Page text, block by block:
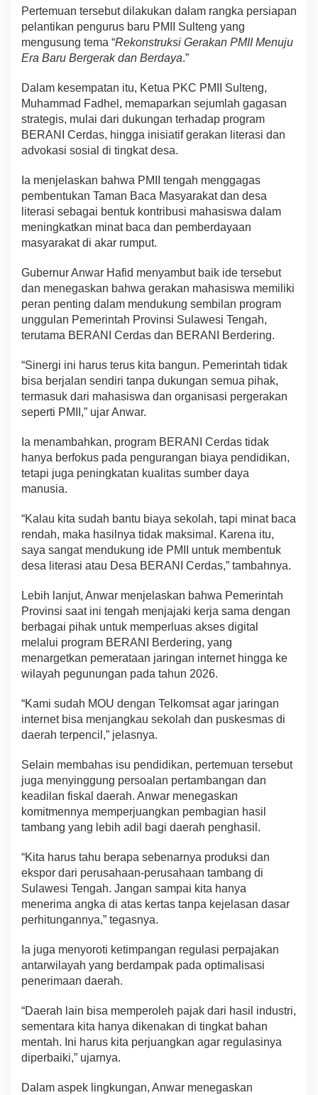
Pertemuan tersebut dilakukan dalam rangka persiapan
pelantikan pengurus baru PMII Sulteng yang
mengusung tema “Rekonstruksi Gerakan PMII Menuju
Era Baru Bergerak dan Berdaya.”
Dalam kesempatan itu, Ketua PKC PMII Sulteng,
Muhammad Fadhel, memaparkan sejumlah gagasan
strategis, mulai dari dukungan terhadap program
BERANI Cerdas, hingga inisiatif gerakan literasi dan
advokasi sosial di tingkat desa.
Ia menjelaskan bahwa PMII tengah menggagas
pembentukan Taman Baca Masyarakat dan desa
literasi sebagai bentuk kontribusi mahasiswa dalam
meningkatkan minat baca dan pemberdayaan
masyarakat di akar rumput.
Gubernur Anwar Hafid menyambut baik ide tersebut
dan menegaskan bahwa gerakan mahasiswa memiliki
peran penting dalam mendukung sembilan program
unggulan Pemerintah Provinsi Sulawesi Tengah,
terutama BERANI Cerdas dan BERANI Berdering.
“Sinergi ini harus terus kita bangun. Pemerintah tidak
bisa berjalan sendiri tanpa dukungan semua pihak,
termasuk dari mahasiswa dan organisasi pergerakan
seperti PMII,” ujar Anwar.
Ia menambahkan, program BERANI Cerdas tidak
hanya berfokus pada pengurangan biaya pendidikan,
tetapi juga peningkatan kualitas sumber daya
manusia.
“Kalau kita sudah bantu biaya sekolah, tapi minat baca
rendah, maka hasilnya tidak maksimal. Karena itu,
saya sangat mendukung ide PMII untuk membentuk
desa literasi atau Desa BERANI Cerdas,” tambahnya.
Lebih lanjut, Anwar menjelaskan bahwa Pemerintah
Provinsi saat ini tengah menjajaki kerja sama dengan
berbagai pihak untuk memperluas akses digital
melalui program BERANI Berdering, yang
menargetkan pemerataan jaringan internet hingga ke
wilayah pegunungan pada tahun 2026.
“Kami sudah MOU dengan Telkomsat agar jaringan
internet bisa menjangkau sekolah dan puskesmas di
daerah terpencil,” jelasnya.
Selain membahas isu pendidikan, pertemuan tersebut
juga menyinggung persoalan pertambangan dan
keadilan fiskal daerah. Anwar menegaskan
komitmennya memperjuangkan pembagian hasil
tambang yang lebih adil bagi daerah penghasil.
“Kita harus tahu berapa sebenarnya produksi dan
ekspor dari perusahaan-perusahaan tambang di
Sulawesi Tengah. Jangan sampai kita hanya
menerima angka di atas kertas tanpa kejelasan dasar
perhitungannya,” tegasnya.
Ia juga menyoroti ketimpangan regulasi perpajakan
antarwilayah yang berdampak pada optimalisasi
penerimaan daerah.
“Daerah lain bisa memperoleh pajak dari hasil industri,
sementara kita hanya dikenakan di tingkat bahan
mentah. Ini harus kita perjuangkan agar regulasinya
diperbaiki,” ujarnya.
Dalam aspek lingkungan, Anwar menegaskan